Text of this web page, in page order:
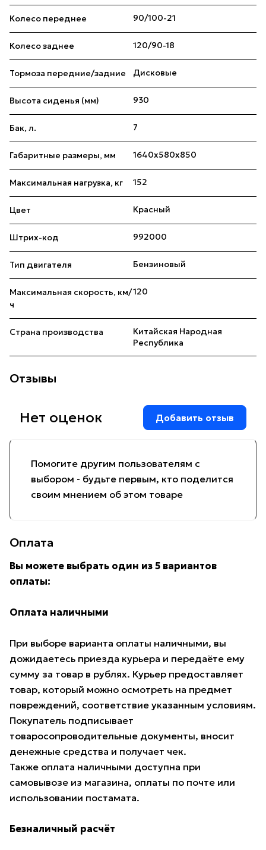
Колесо переднее 90/100-21
Колесо заднее 120/90-18
Тормоза передние/задние Дисковые
Высота сиденья (мм) 930
Бак, л. 7
Габаритные размеры, мм 1640x580x850
Максимальная нагрузка, кг 152
Цвет Красный
Штрих-код 992000
Тип двигателя Бензиновый
Максимальная скорость, км/
ч
120
Страна производства
Китайская Народная
Республика
Отзывы
Помогите другим пользователям с
выбором - будьте первым, кто поделится
своим мнением об этом товаре
Нет оценок Добавить отзыв
Оплата
Вы можете выбрать один из 5 вариантов
оплаты:
Оплата наличными
При выборе варианта оплаты наличными, вы
дожидаетесь приезда курьера и передаёте ему
сумму за товар в рублях. Курьер предоставляет
товар, который можно осмотреть на предмет
повреждений, соответствие указанным условиям.
Покупатель подписывает
товаросопроводительные документы, вносит
денежные средства и получает чек.
Также оплата наличными доступна при
самовывозе из магазина, оплаты по почте или
использовании постамата.
Безналичный расчёт